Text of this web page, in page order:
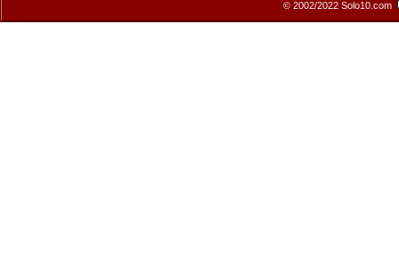
© 2002/2022 Solo10.com